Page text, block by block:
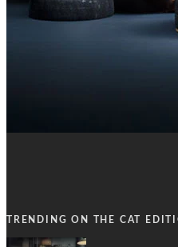
TRENDING ON THE CAT